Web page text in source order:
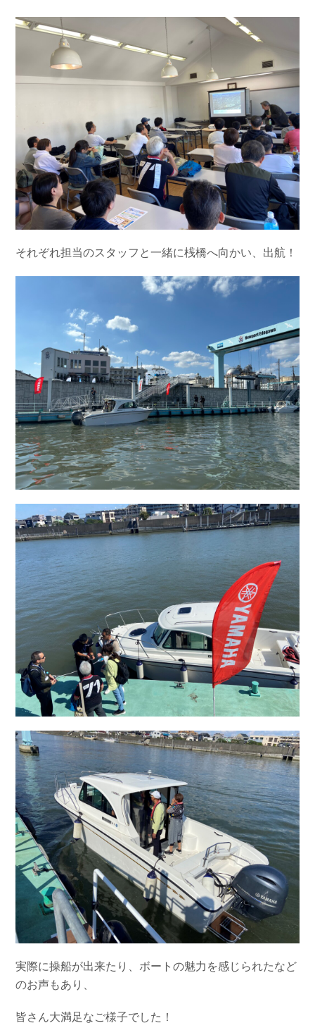
それぞれ担当のスタッフと一緒に桟橋へ向かい、出航！
実際に操船が出来たり、ボートの魅力を感じられたなど
のお声もあり、
皆さん大満足なご様子でした！